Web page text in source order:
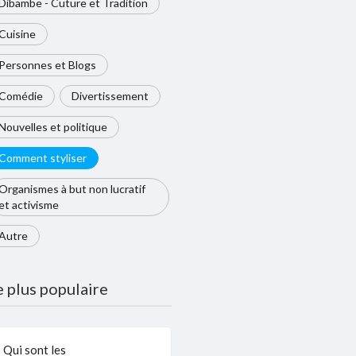
- Cuture et Tradition
et Blogs
Divertissement
et politique
styliser
à but non lucratif
activisme
plus populaire
Qui sont les